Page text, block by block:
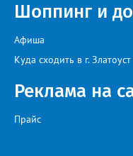
возникающие сложности,
обеспечивает жителей
организован с 17:00 до
Представитель
всё возможное, «чтобы
Когда будет
комментарии не
Шоппинг и
Афиша
Куда сходить в г. Златоуст
Реклама на
Прайс